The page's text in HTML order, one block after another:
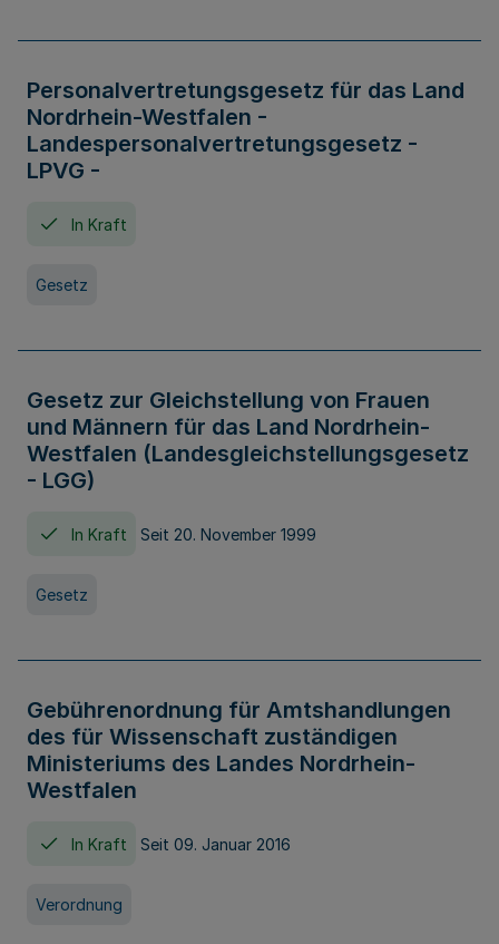
Personalvertretungsgesetz für das Land
Nordrhein-Westfalen -
Landespersonalvertretungsgesetz -
LPVG -
In Kraft
Gesetz
Gesetz zur Gleichstellung von Frauen
und Männern für das Land Nordrhein-
Westfalen (Landesgleichstellungsgesetz
- LGG)
In Kraft Seit 20. November 1999
Gesetz
Gebührenordnung für Amtshandlungen
des für Wissenschaft zuständigen
Ministeriums des Landes Nordrhein-
Westfalen
In Kraft Seit 09. Januar 2016
Verordnung